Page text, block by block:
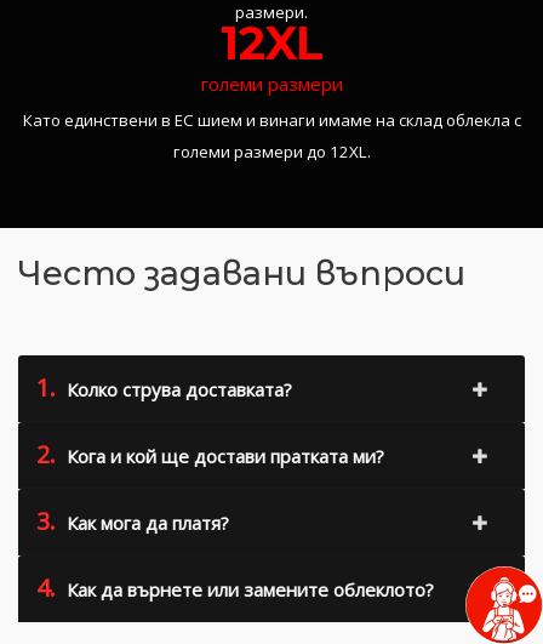
размери.
12XL
големи размери
Като единствени в ЕС шием и винаги имаме на склад облекла с
големи размери до 12XL.
Често задавани въпроси
1. Колко струва доставката?
2. Кога и кой ще достави пратката ми?
3. Как мога да платя?
4. Как да върнете или замените облеклото?